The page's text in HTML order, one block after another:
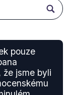
pouze
že jsme byli